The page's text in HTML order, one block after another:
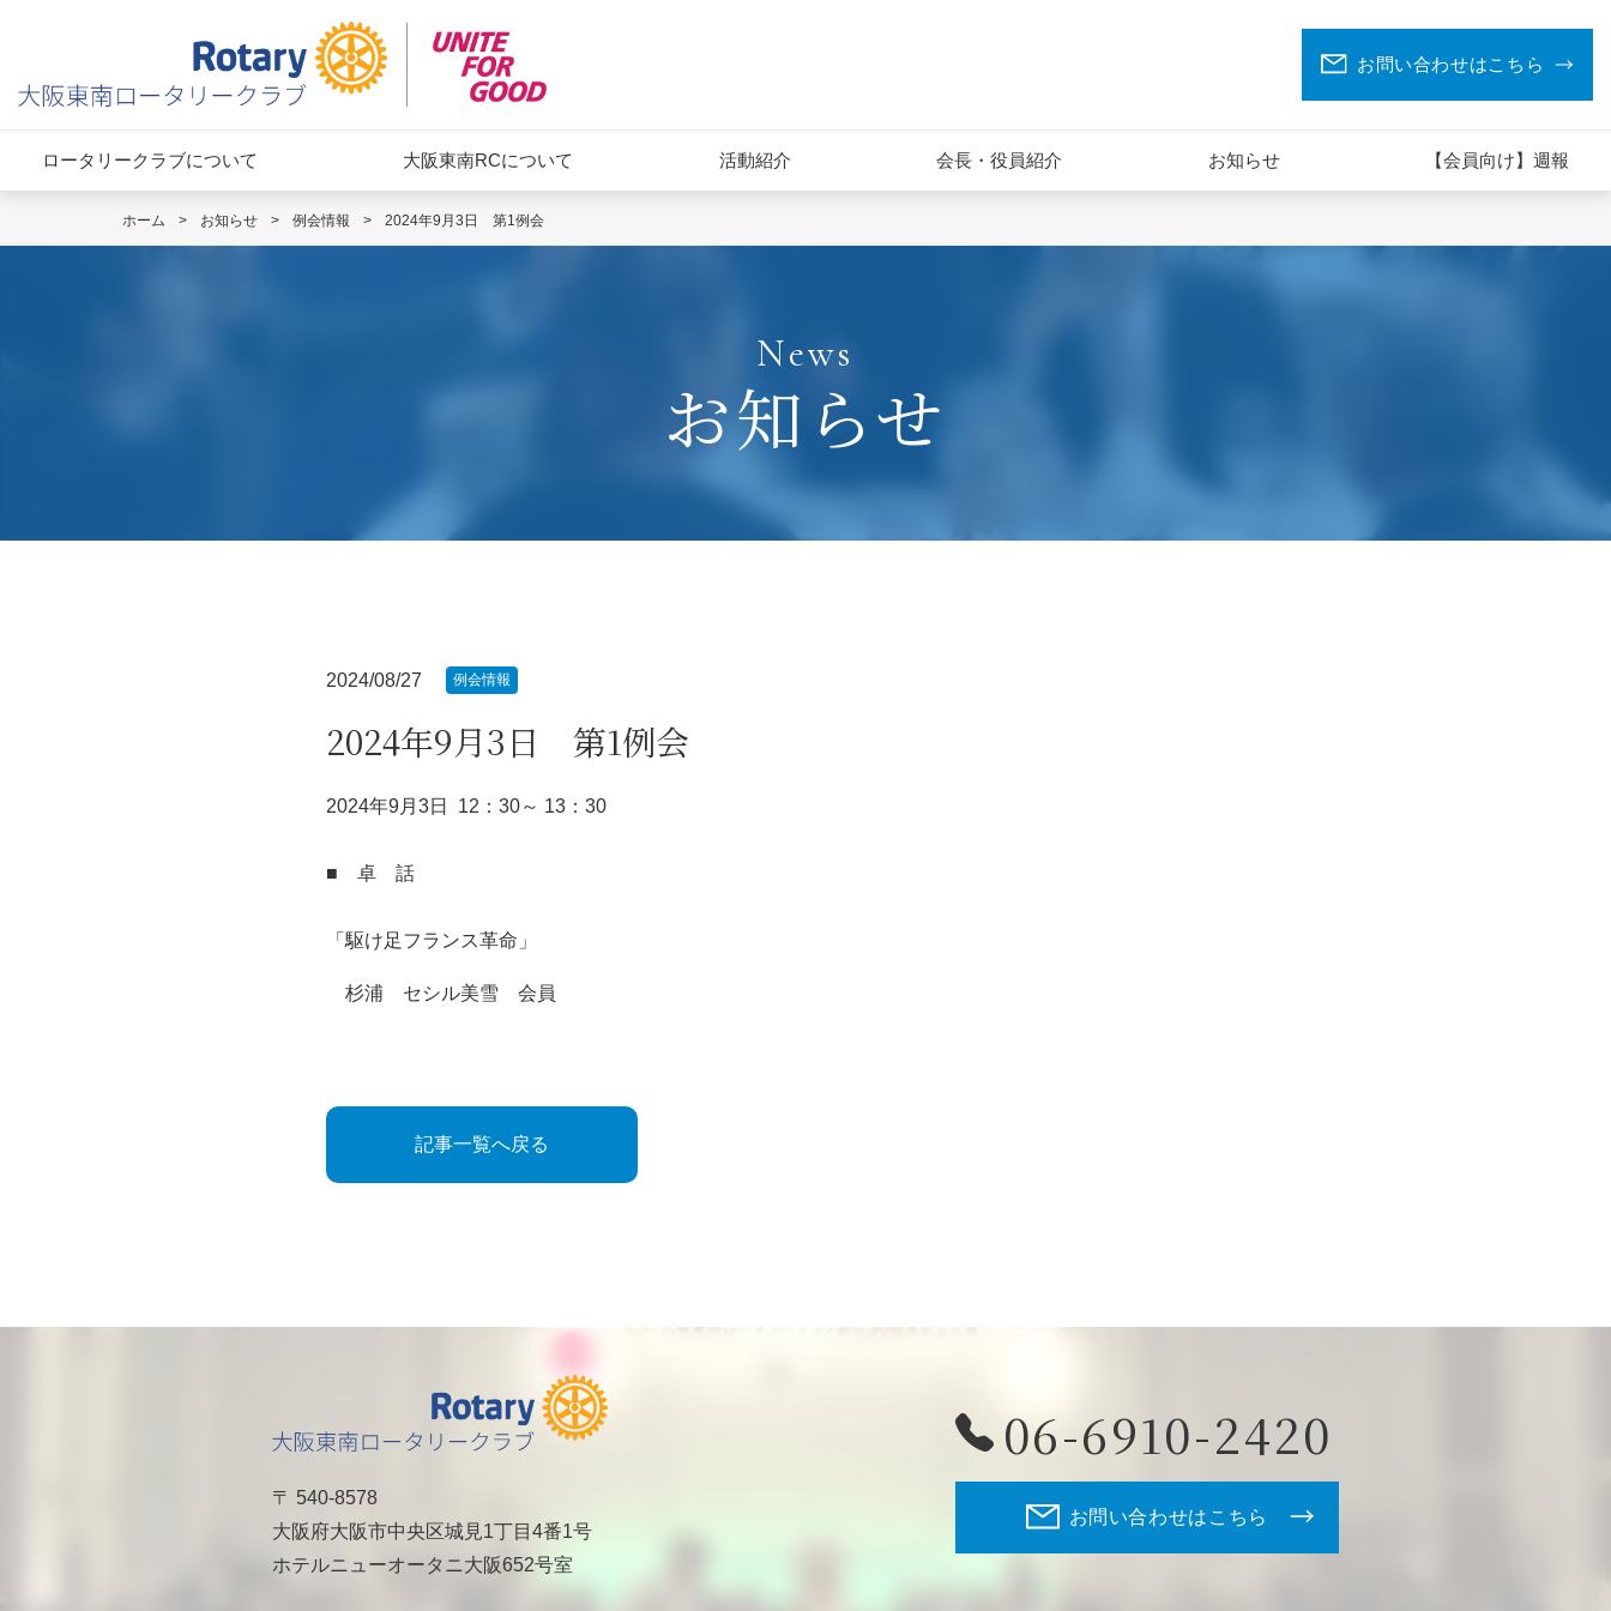
お問い合わせはこちら
ロータリークラブについて 大阪東南RCについて 活動紹介 会長・役員紹介 お知らせ 【会員向け】週報
ホーム > お知らせ > 例会情報 > 2024年9月3日 第1例会
News
お知らせ
2024/08/27 例会情報
2024年9月3日 第1例会
2024年9月3日 12：30～ 13：30
■ 卓 話
「駆け足フランス革命」
杉浦 セシル美雪 会員
記事一覧へ戻る
〒 540-8578
大阪府大阪市中央区城見1丁目4番1号
ホテルニューオータニ大阪652号室
06-6910-2420
お問い合わせはこちら